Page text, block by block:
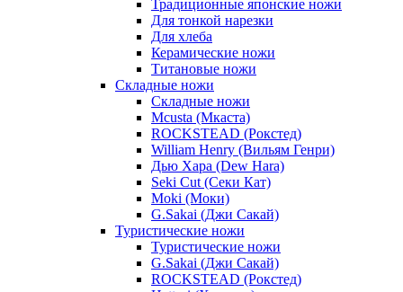
Традиционные японские ножи
Для тонкой нарезки
Для хлеба
Керамические ножи
Титановые ножи
Складные ножи
Складные ножи
Mcusta (Мкаста)
ROCKSTEAD (Рокстед)
William Henry (Вильям Генри)
Дью Хара (Dew Hara)
Seki Cut (Секи Кат)
Moki (Моки)
G.Sakai (Джи Сакай)
Туристические ножи
Туристические ножи
G.Sakai (Джи Сакай)
ROCKSTEAD (Рокстед)